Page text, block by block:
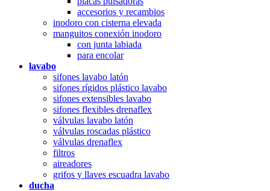
accesorios y recambios
inodoro con cisterna elevada
manguitos conexión inodoro
con junta labiada
para encolar
lavabo
sifones lavabo latón
sifones rígidos plástico lavabo
sifones extensibles lavabo
sifones flexibles drenaflex
válvulas lavabo latón
válvulas roscadas plástico
válvulas drenaflex
filtros
aireadores
grifos y llaves escuadra lavabo
ducha